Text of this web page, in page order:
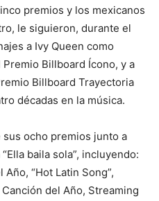
premios y los mexicanos
le siguieron, durante el
a Ivy Queen como
Billboard Ícono, y a
Billboard Trayectoria
décadas en la música.
ocho premios junto a
baila sola”, incluyendo:
“Hot Latin Song”,
del Año, Streaming